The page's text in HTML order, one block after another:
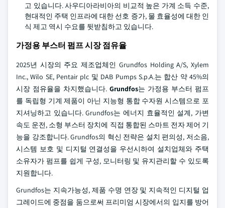
고 있습니다. 사우디아라비아의 비교적 높은 가계 소득 수준,
현대적인 주택 인프라에 대한 선호 증가, 물 효율성에 대한 인
식 제고 역시 수요를 뒷받침하고 있습니다.
가정용 부스터 펌프 시장 점유율
2025년 시장의 주요 제조업체인 Grundfos Holding A/S, Xylem
Inc., Wilo SE, Pentair plc 및 DAB Pumps S.p.A.는 합산 약 45%의
시장 점유율을 차지했습니다. Grundfos는 가정용 부스터 펌프
를 독립형 기계 제품이 아닌 지능형 통합 수자원 시스템으로 포
지셔닝하고 있습니다. Grundfos는 에너지 효율적인 설계, 가변
속도 운전, 소형 부스터 장치에 직접 통합된 스마트 전자 제어 기
능을 강조합니다. Grundfos의 혁신 전략은 설치 편의성, 저소음,
시스템 보호 및 디지털 연결성을 우선시하여 설치업체와 주택
소유자가 펌프를 쉽게 구성, 모니터링 및 유지관리할 수 있도록
지원합니다.
Grundfos는 지속가능성, 제품 수명 연장 및 지속적인 디지털 업
그레이드에 중점을 둠으로써 프리미엄 시장에서의 입지를 방어